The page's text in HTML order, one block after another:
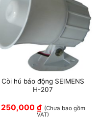
Còi hú báo động SEIMENS
H-207
250,000 ₫ (Chưa bao gồm
VAT)